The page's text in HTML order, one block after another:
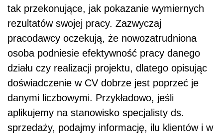
tak przekonujące, jak pokazanie wymiernych
rezultatów swojej pracy. Zazwyczaj
pracodawcy oczekują, że nowozatrudniona
osoba podniesie efektywność pracy danego
działu czy realizacji projektu, dlatego opisując
doświadczenie w CV dobrze jest poprzeć je
danymi liczbowymi. Przykładowo, jeśli
aplikujemy na stanowisko specjalisty ds.
sprzedaży, podajmy informację, ilu klientów i w